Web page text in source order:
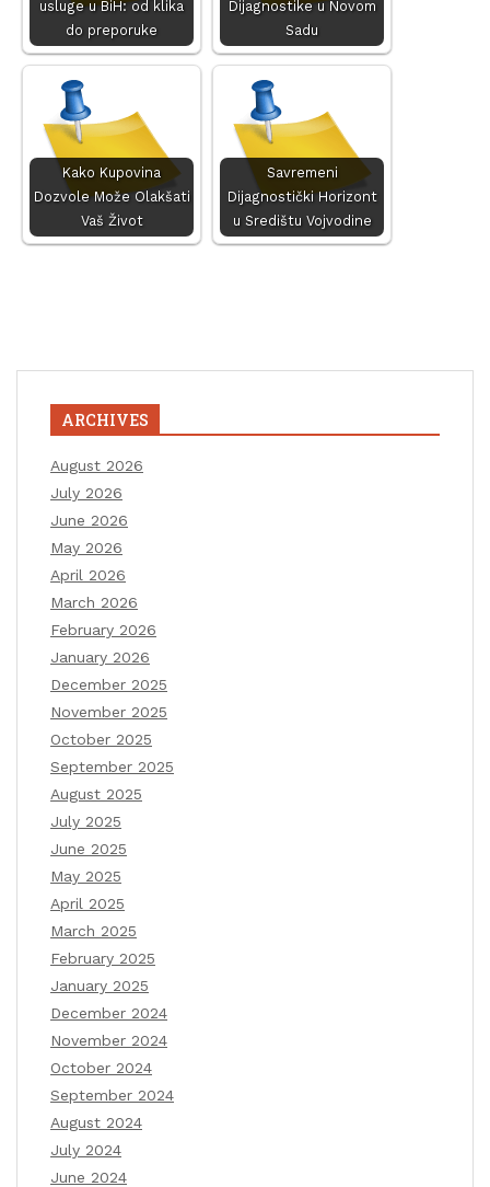
usluge u BiH: od klika
do preporuke
Dijagnostike u Novom
Sadu
Kako Kupovina
Dozvole Može Olakšati
Vaš Život
Savremeni
Dijagnostički Horizont
u Središtu Vojvodine
ARCHIVES
August 2026
July 2026
June 2026
May 2026
April 2026
March 2026
February 2026
January 2026
December 2025
November 2025
October 2025
September 2025
August 2025
July 2025
June 2025
May 2025
April 2025
March 2025
February 2025
January 2025
December 2024
November 2024
October 2024
September 2024
August 2024
July 2024
June 2024